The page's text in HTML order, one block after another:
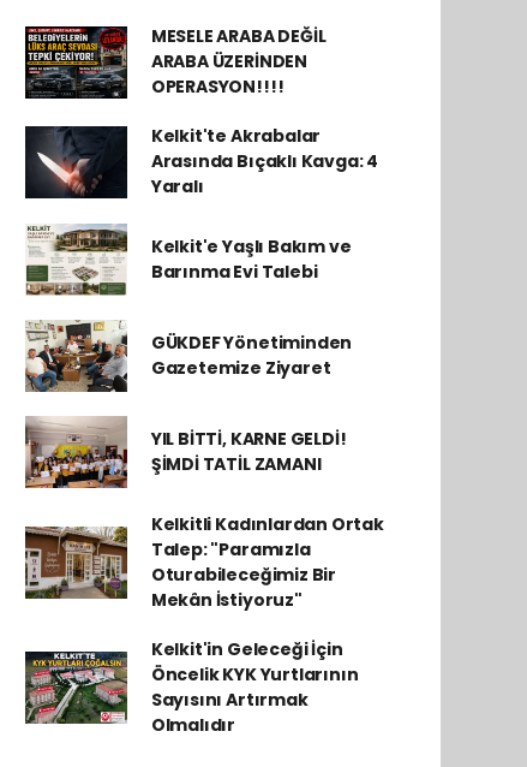
MESELE ARABA DEĞİL
ARABA ÜZERİNDEN
OPERASYON!!!!
Kelkit'te Akrabalar
Arasında Bıçaklı Kavga: 4
Yaralı
Kelkit'e Yaşlı Bakım ve
Barınma Evi Talebi
GÜKDEF Yönetiminden
Gazetemize Ziyaret
YIL BİTTİ, KARNE GELDİ!
ŞİMDİ TATİL ZAMANI
Kelkitli Kadınlardan Ortak
Talep: "Paramızla
Oturabileceğimiz Bir
Mekân İstiyoruz"
Kelkit'in Geleceği İçin
Öncelik KYK Yurtlarının
Sayısını Artırmak
Olmalıdır